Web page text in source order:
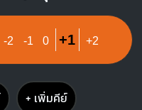
-2 -1 0 +1 +2
+ เพิ่มคีย์